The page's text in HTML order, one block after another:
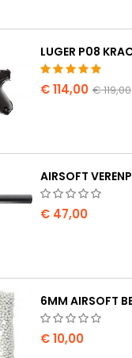
€ 114,00 € 119,00
€ 47,00
€ 10,00